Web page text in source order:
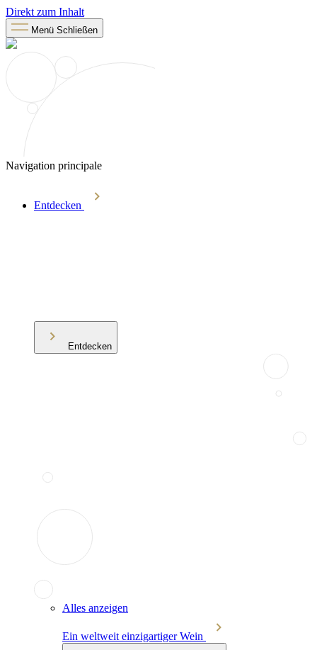
Direkt zum Inhalt
Menü Schließen
Navigation principale
Entdecken
Entdecken
Alles anzeigen
Ein weltweit einzigartiger Wein